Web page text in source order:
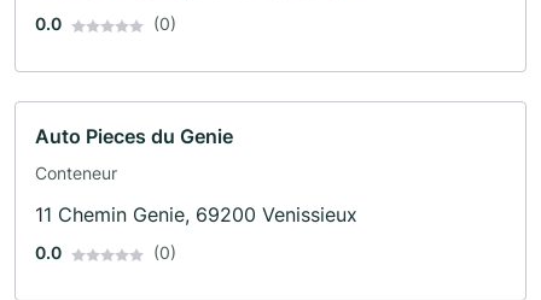
0.0 (0)
Auto Pieces du Genie
Conteneur
11 Chemin Genie, 69200 Venissieux
0.0 (0)